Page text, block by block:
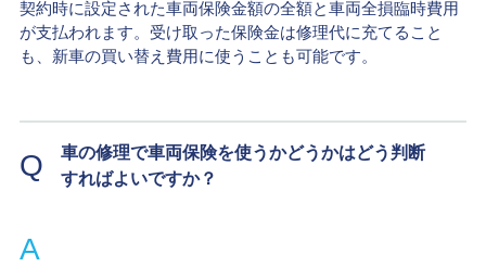
契約時に設定された車両保険金額の全額と車両全損臨時費用
が支払われます。受け取った保険金は修理代に充てること
も、新車の買い替え費用に使うことも可能です。
Q
車の修理で車両保険を使うかどうかはどう判断
すればよいですか？
A